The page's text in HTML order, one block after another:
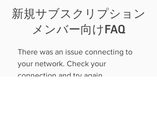
新規サブスクリプション
メンバー向けFAQ
There was an issue connecting to
your network. Check your
connection and try again.